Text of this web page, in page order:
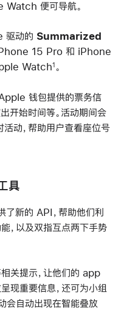
Watch 便可导航。
动的 Summarized
15 Pro 和 iPhone
Watch1 。
钱包提供的票务信
开始时间等。活动期间会
动，帮助用户查看座位号
具
新的 API，帮助他们利
，以及双指互点两下手势
关提示，让他们的 app
现重要信息，还可为小组
会自动出现在智能叠放